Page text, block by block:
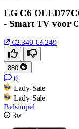
LG C6
- Smart TV voor
€2.349 €3.249
880
0
Lady-Sale
Lady-Sale
Belsimpel
3w